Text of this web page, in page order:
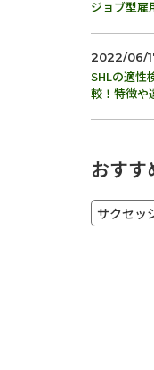
ジョブ型雇
2022/06/
SHLの適性
較！特徴や
おすす
サクセッ